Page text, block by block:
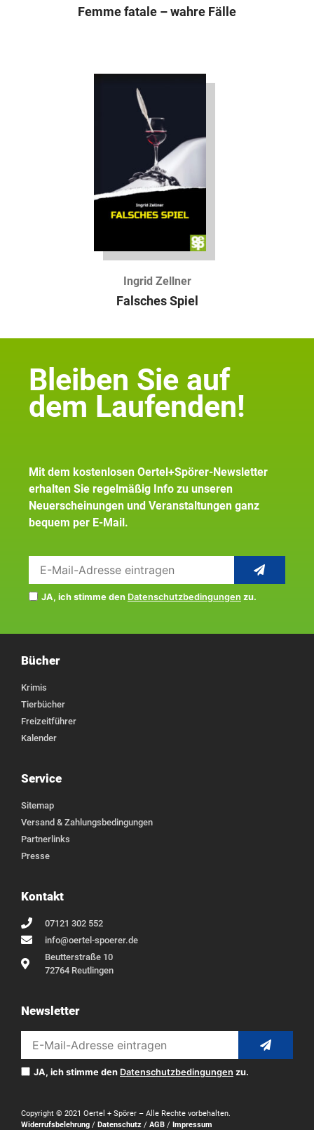
Femme fatale – wahre Fälle
Ingrid Zellner
Falsches Spiel
Bleiben Sie auf
dem Laufenden!
Mit dem kostenlosen Oertel+Spörer-Newsletter
erhalten Sie regelmäßig Info zu unseren
Neuerscheinungen und Veranstaltungen ganz
bequem per E-Mail.
JA, ich stimme den Datenschutzbedingungen zu.
Bücher
Krimis
Tierbücher
Freizeitführer
Kalender
Service
Sitemap
Versand & Zahlungsbedingungen
Partnerlinks
Presse
Kontakt
07121 302 552
info@oertel-spoerer.de
Beutterstraße 10
72764 Reutlingen
Newsletter
JA, ich stimme den Datenschutzbedingungen zu.
Copyright © 2021 Oertel + Spörer – Alle Rechte vorbehalten.
Widerrufsbelehrung / Datenschutz / AGB / Impressum